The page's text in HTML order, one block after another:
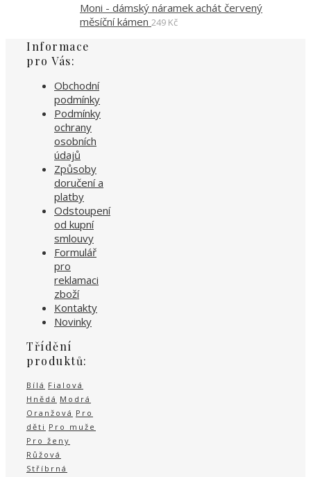
Moni - dámský náramek achát červený
měsíční kámen 249 Kč
Informace
pro Vás:
Obchodní
podmínky
Podmínky
ochrany
osobních
údajů
Způsoby
doručení a
platby
Odstoupení
od kupní
smlouvy
Formulář
pro
reklamaci
zboží
Kontakty
Novinky
Třídění
produktů:
Bílá Fialová
Hnědá Modrá
Oranžová Pro
děti Pro muže
Pro ženy
Růžová
Stříbrná